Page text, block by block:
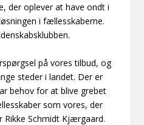
der oplever at have ondt i
i fællesskaberne.
på vores tilbud, og
steder i landet. Der er
behov for at blive grebet
som vores, der
Rikke Schmidt Kjærgaard.